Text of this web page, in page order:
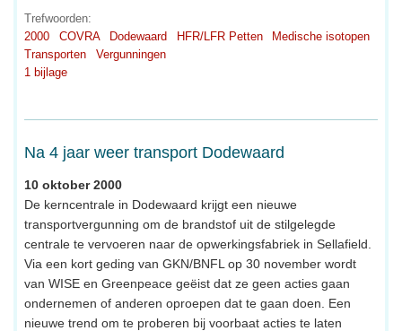
Trefwoorden:
2000
COVRA Dodewaard HFR/LFR Petten
Medische isotopen
Transporten
Vergunningen
1 bijlage
Na 4 jaar weer transport Dodewaard
10 oktober 2000
De kerncentrale in Dodewaard krijgt een nieuwe
transportvergunning om de brandstof uit de stilgelegde
centrale te vervoeren naar de opwerkingsfabriek in Sellafield.
Via een kort geding van GKN/BNFL op 30 november wordt
van WISE en Greenpeace geëist dat ze geen acties gaan
ondernemen of anderen oproepen dat te gaan doen. Een
nieuwe trend om te proberen bij voorbaat acties te laten